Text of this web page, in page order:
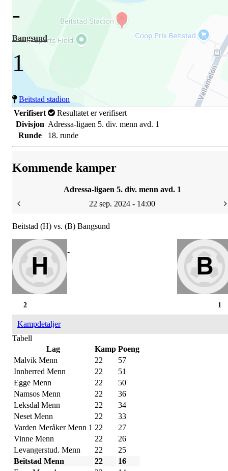
-
Bangsund
1
Beitstad stadion
Verifisert
Resultatet er verifisert
Divisjon Adressa-ligaen 5. div. menn avd. 1
Runde
18. runde
Kommende kamper
Adressa-ligaen 5. div. menn avd. 1
22 sep. 2024 - 14:00
Beitstad (H) vs. (B) Bangsund
-
1
2
Kampdetaljer
Tabell
Lag
Kamp Poeng
Malvik Menn
22
57
Innherred Menn
22
51
Egge Menn
22
50
Namsos Menn
22
36
Leksdal Menn
22
34
Neset Menn
22
33
Varden Meråker Menn 1 22
27
Vinne Menn
22
26
Levangerstud. Menn
22
25
Beitstad Menn
22
16